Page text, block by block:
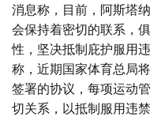
消息称，目前，阿斯塔
会保持着密切的联系，
性，坚决抵制庇护服用
称，近期国家体育总局
签署的协议，每项运动
切关系，以抵制服用违禁